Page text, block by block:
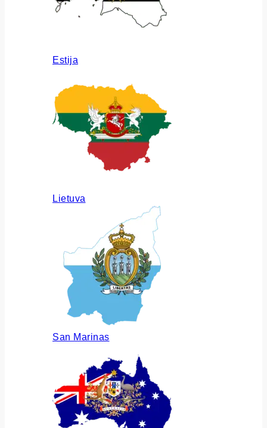
Estija
Lietuva
San Marinas